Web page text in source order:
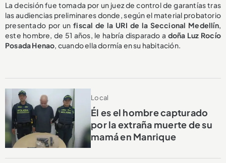
La decisión fue tomada por un juez de control de garantías tras
las audiencias preliminares donde, según el material probatorio
presentado por unfiscal de la URI de la Seccional Medellín,
este hombre, de 51 años, le habría disparado a doña Luz Rocío
Posada Henao, cuando ella dormía en su habitación.
Local
Él es el hombre capturado
por la extraña muerte de su
mamá en Manrique